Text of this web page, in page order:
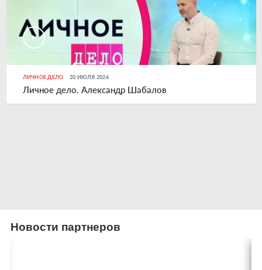
ЛИЧНОЕ ДЕЛО 20 ИЮЛЯ 2026
Личное дело. Александр Шабалов
Новости партнеров